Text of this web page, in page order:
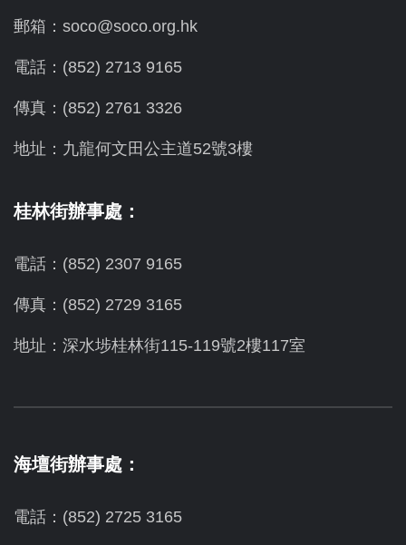
郵箱：soco@soco.org.hk
電話：(852) 2713 9165
傳真：(852) 2761 3326
地址：九龍何文田公主道52號3樓
桂林街辦事處：
電話：(852) 2307 9165
傳真：(852) 2729 3165
地址：深水埗桂林街115-119號2樓117室
海壇街辦事處：
電話：(852) 2725 3165